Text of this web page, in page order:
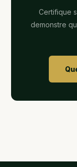
Certifique
demonstre